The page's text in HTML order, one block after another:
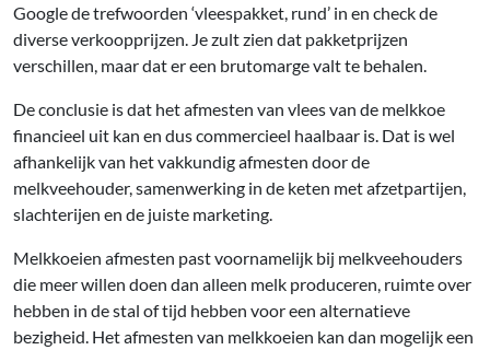
Google de trefwoorden ‘vleespakket, rund’ in en check de
diverse verkoopprijzen. Je zult zien dat pakketprijzen
verschillen, maar dat er een brutomarge valt te behalen.
De conclusie is dat het afmesten van vlees van de melkkoe
financieel uit kan en dus commercieel haalbaar is. Dat is wel
afhankelijk van het vakkundig afmesten door de
melkveehouder, samenwerking in de keten met afzetpartijen,
slachterijen en de juiste marketing.
Melkkoeien afmesten past voornamelijk bij melkveehouders
die meer willen doen dan alleen melk produceren, ruimte over
hebben in de stal of tijd hebben voor een alternatieve
bezigheid. Het afmesten van melkkoeien kan dan mogelijk een